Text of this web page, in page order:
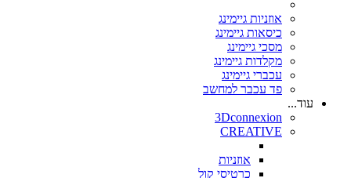
אוזניות גיימינג
כיסאות גיימינג
מסכי גיימינג
מקלדות גיימינג
עכברי גיימינג
פד עכבר למחשב
עוד...
3Dconnexion
CREATIVE
אוזניות
כרטיסי קול